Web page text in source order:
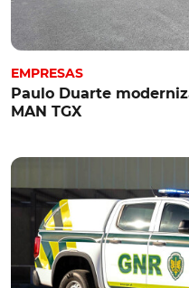
EMPRESAS
Paulo Duarte
MAN TGX